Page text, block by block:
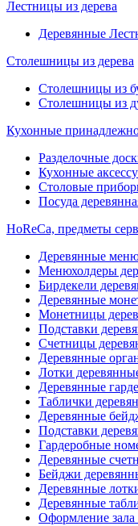
Лестницы из дерева
Деревянные
Столешницы из дерева
Столешницы из
Столешницы из
Кухонные
Разделочные
Кухонные
Столовые
Посуда
HoReCa, предметы
Деревянные
Менюхолдеры
Бирдекели
Деревянные
Монетницы
Подставки
Счетницы
Деревянные
Лотки
Деревянные
Таблички
Деревянные
Подставки
Гардеробные
Деревянные
Бейджи
Деревянные
Деревянные
Оформление зала